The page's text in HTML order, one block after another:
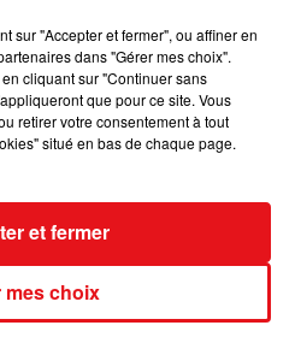
sur "Accepter et fermer", ou affiner en
dans "Gérer mes choix".
cliquant sur "Continuer sans
que pour ce site. Vous
retirer votre consentement à tout
situé en bas de chaque page.
mes choix
et fermer